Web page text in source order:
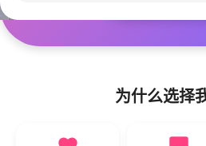
为什么选择